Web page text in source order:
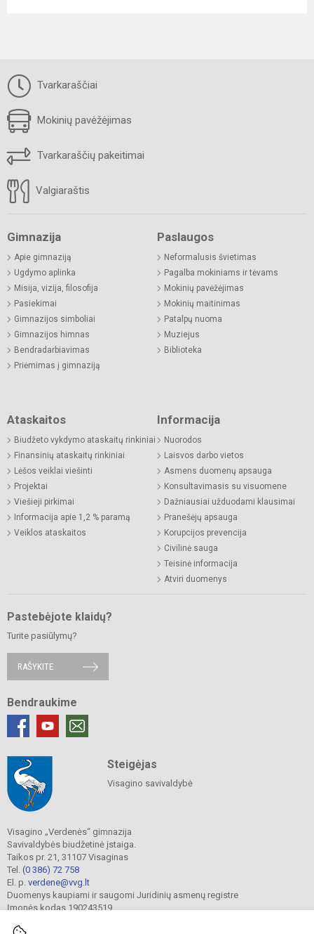
Tvarkaraščiai
Mokinių pavėžėjimas
Tvarkaraščių pakeitimai
Valgiaraštis
Gimnazija
Apie gimnaziją
Ugdymo aplinka
Misija, vizija, filosofija
Pasiekimai
Gimnazijos simboliai
Gimnazijos himnas
Bendradarbiavimas
Priėmimas į gimnaziją
Paslaugos
Neformalusis švietimas
Pagalba mokiniams ir tėvams
Mokinių pavėžėjimas
Mokinių maitinimas
Patalpų nuoma
Muziejus
Biblioteka
Ataskaitos
Biudžeto vykdymo ataskaitų rinkiniai
Finansinių ataskaitų rinkiniai
Lėšos veiklai viešinti
Projektai
Viešieji pirkimai
Informacija apie 1,2 % paramą
Veiklos ataskaitos
Informacija
Nuorodos
Laisvos darbo vietos
Asmens duomenų apsauga
Konsultavimasis su visuomene
Dažniausiai užduodami klausimai
Pranešėjų apsauga
Korupcijos prevencija
Civilinė sauga
Teisinė informacija
Atviri duomenys
Pastebėjote klaidų?
Turite pasiūlymų?
RAŠYKITE
Bendraukime
Steigėjas
Visagino savivaldybė
Visagino „Verdenės“ gimnazija
Savivaldybės biudžetinė įstaiga.
Taikos pr. 21, 31107 Visaginas
Tel. (0 386) 72 758
El. p. verdene@vvg.lt
Duomenys kaupiami ir saugomi Juridinių asmenų registre
Įmonės kodas 190243519